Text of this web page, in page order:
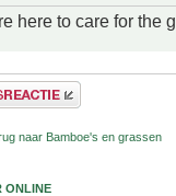
here to care for the
reactie
naar Bamboe's en grassen
ONLINE